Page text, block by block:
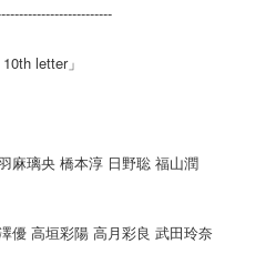
letter」
麻璃央 橋本淳 日野聡 福山潤
優 高垣彩陽 高月彩良 武田玲奈